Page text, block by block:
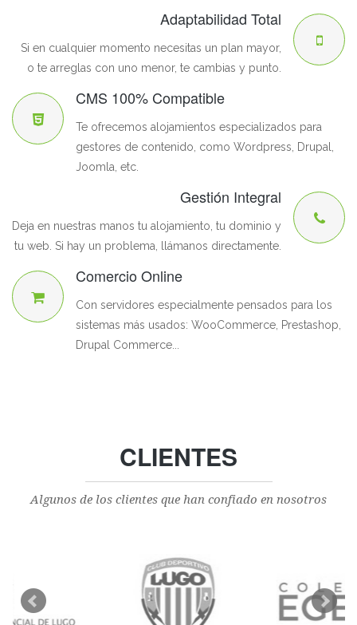
Adaptabilidad Total
Si en cualquier momento necesitas un plan mayor,
o te arreglas con uno menor, te cambias y punto.
CMS 100% Compatible
Te ofrecemos alojamientos especializados para
gestores de contenido, como Wordpress, Drupal,
Joomla, etc.
Gestión Integral
Deja en nuestras manos tu alojamiento, tu dominio y
tu web. Si hay un problema, llámanos directamente.
Comercio Online
Con servidores especialmente pensados para los
sistemas más usados: WooCommerce, Prestashop,
Drupal Commerce...
CLIENTES
Algunos de los clientes que han confiado en nosotros